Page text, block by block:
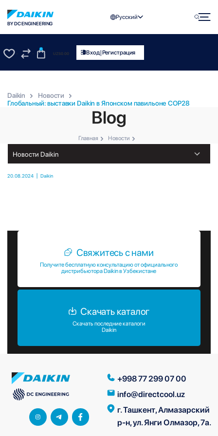
BY DC ENGINEERING
Русский
0
UZS0.00 Вход|Регистрация
Daikin
Новости
Глобальный: выставки Daikin в Японском павильоне COP28
Blog
Главная Новости
20.08.2024 | Daikin
Свяжитесь с нами
Получите бесплатную консультацию от официального
дистрибьютора Daikin в Узбекистане
Скачать каталог
Скачать последние каталоги
Daikin
+998 77 299 07 00
info@directcool.uz
г. Ташкент, Алмазарский
р-н, ул. Янги Олмазор, 7а.